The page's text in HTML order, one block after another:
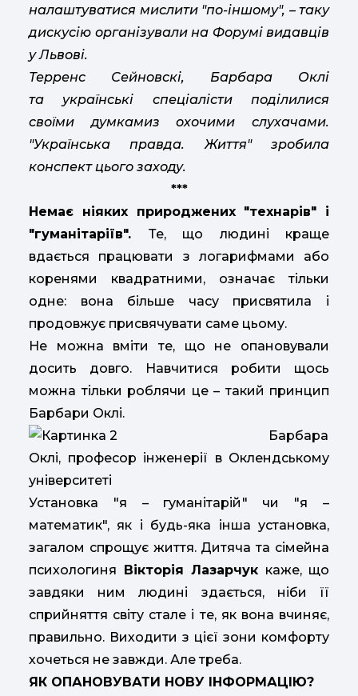
налаштуватися мислити "по-іншому", – таку
дискусію організували на Форумі видавців
у Львові.
Терренс Сейновскі, Барбара Оклі
та
українські спеціалістиподілилися
своїми думкамиз охочими слухачами.
"Українська правда. Життя" зробила
конспект цього заходу.
***
Немає ніяких природжених "технарів" і
"гуманітаріїв". Те, що людині краще
вдається працювати з логарифмами або
коренями квадратними, означає тільки
одне: вона більше часу присвятила і
продовжує присвячувати саме цьому.
Не можна вміти те, що не опановували
досить довго. Навчитися робити щось
можна тільки роблячи це – такий принцип
Барбари Оклі.
Барбара
Оклі, професор інженерії в Оклендському
університеті
Установка "я – гуманітарій" чи "я –
математик", як і будь-яка інша установка,
загалом спрощує життя. Дитяча та сімейна
психологиня Вікторія Лазарчук каже, що
завдяки ним людині здається, ніби її
сприйняття світу стале і те, як вона вчиняє,
правильно. Виходити з цієї зони комфорту
хочеться не завжди. Але треба.
ЯК ОПАНОВУВАТИ НОВУ ІНФОРМАЦІЮ?